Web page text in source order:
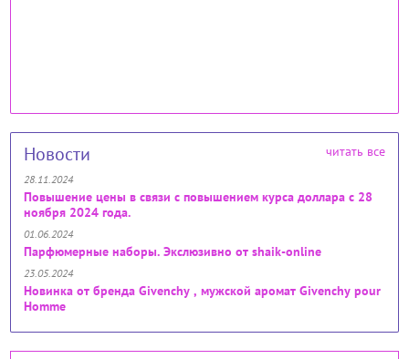
Новости читать все
28.11.2024
Повышение цены в связи с повышением курса доллара с 28
ноября 2024 года.
01.06.2024
Парфюмерные наборы. Экслюзивно от shaik-online
23.05.2024
Новинка от бренда Givenchy , мужской аромат Givenchy pour
Homme